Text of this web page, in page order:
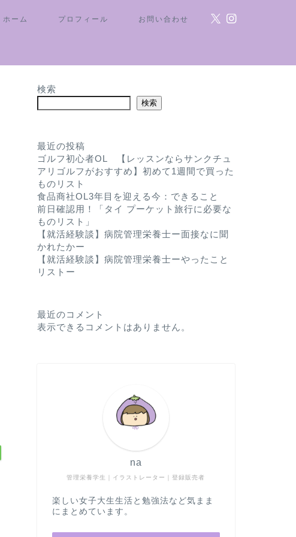
ホーム プロフィール お問い合わせ
検索
検索
最近の投稿
ゴルフ初心者OL 【レッスンならサンクチュ
アリゴルフがおすすめ】初めて1週間で買った
ものリスト
食品商社OL3年目を迎える今：できること
前日確認用！「タイ プーケット旅行に必要な
ものリスト」
【就活経験談】病院管理栄養士ー面接なに聞
かれたかー
【就活経験談】病院管理栄養士ーやったこと
リストー
最近のコメント
表示できるコメントはありません。
管理栄養学生｜イラストレーター｜登録販売者
na
楽しい女子大生生活と勉強法など気まま
にまとめています。